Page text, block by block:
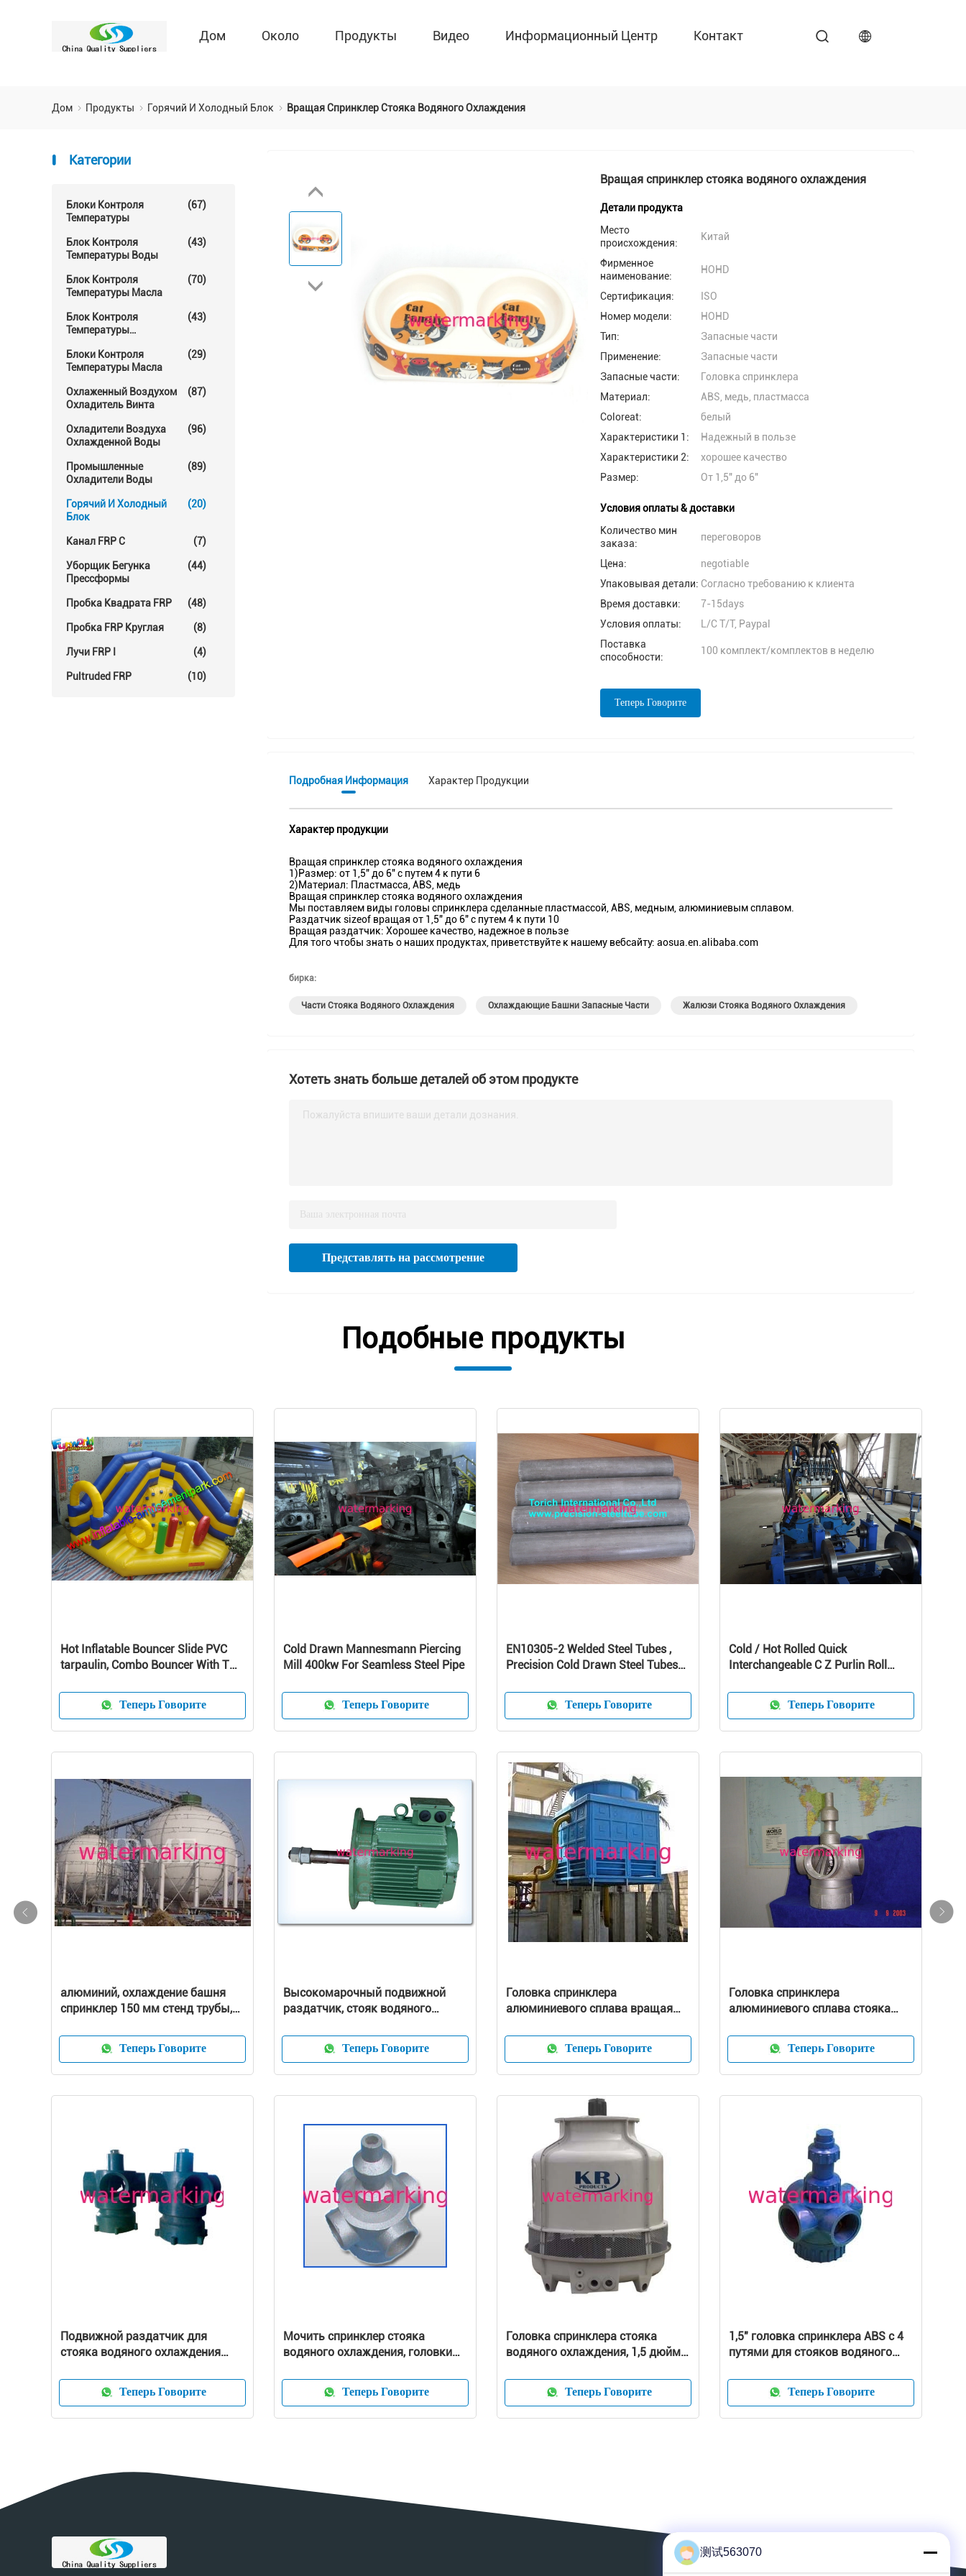
Дом Около Продукты Видео Информационный Центр Контакт
Дом Продукты Горячий И Холодный Блок Вращая Спринклер Стояка Водяного Охлаждения
Категории
Блоки Контроля
Температуры
(67)
Блок Контроля
Температуры Воды
(43)
Блок Контроля
Температуры Масла
(70)
Блок Контроля
Температуры
(43)
Блоки Контроля
Температуры Масла
(29)
Охлаженный Воздухом
Охладитель Винта
(87)
Охладители Воздуха
Охлажденной Воды
(96)
Промышленные
Охладители Воды
(89)
Горячий И Холодный
Блок
(20)
Канал FRP C (7)
Уборщик Бегунка
Прессформы
(44)
Пробка Квадрата FRP (48)
Пробка FRP Круглая (8)
Лучи FRP I (4)
Pultruded FRP (10)
Вращая спринклер стояка водяного охлаждения
Детали продукта
Место
происхождения:
Китай
Фирменное
наименование:
HOHD
Сертификация:
ISO
Номер модели:
HOHD
Тип:
Запасные части
Применение:
Запасные части
Запасные части:
Головка спринклера
Материал:
ABS, медь, пластмасса
Coloreat:
белый
Характеристики 1:
Надежный в пользе
Характеристики 2:
хорошее качество
Размер:
От 1,5" до 6"
Условия оплаты & доставки
Количество мин
заказа:
переговоров
Цена:
negotiable
Упаковывая детали: Согласно требованию к клиента
Время доставки:
7-15days
Условия оплаты:
L/C T/T, Paypal
Поставка
способности:
100 комплект/комплектов в неделю
Теперь Говорите
Подробная Информация Характер Продукции
Характер продукции
Вращая спринклер стояка водяного охлаждения
1)Размер: от 1,5" до 6" с путем 4 к пути 6
2)Материал: Пластмасса, ABS, медь
Вращая спринклер стояка водяного охлаждения
Мы поставляем виды головы спринклера сделанные пластмассой, ABS, медным, алюминиевым сплавом.
Раздатчик sizeof вращая от 1,5" до 6" с путем 4 к пути 10
Вращая раздатчик: Хорошее качество, надежное в пользе
Для того чтобы знать о наших продуктах, приветствуйте к нашему вебсайту: aosua.en.alibaba.com
бирка:
Части Стояка Водяного Охлаждения Охлаждающие Башни Запасные Части Жалюзи Стояка Водяного Охлаждения
Хотеть знать больше деталей об этом продукте
Пожалуйста впишите ваши детали дознания.
Представлять на рассмотрение
Подобные продукты
Hot Inflatable Bouncer Slide PVC
tarpaulin, Combo Bouncer With Two
Теперь Говорите
Cold Drawn Mannesmann Piercing
Mill 400kw For Seamless Steel Pipe
Теперь Говорите
EN10305-2 Welded Steel Tubes ,
Precision Cold Drawn Steel Tubes
Теперь Говорите
Cold / Hot Rolled Quick
Interchangeable C Z Purlin Roll
Теперь Говорите
алюминий, охлаждение башня
спринклер 150 мм стенд трубы,
Теперь Говорите
Высокомарочный подвижной
раздатчик, стояк водяного
Теперь Говорите
Головка спринклера
алюминиевого сплава вращая
охлаждения, 3" до 12"
Теперь Говорите
Головка спринклера
алюминиевого сплава стояка
Теперь Говорите
Подвижной раздатчик для
стояка водяного охлаждения
Теперь Говорите
Мочить спринклер стояка
водяного охлаждения, головки
Теперь Говорите
Головка спринклера стояка
водяного охлаждения, 1,5 дюйма
Теперь Говорите
1,5" головка спринклера ABS с 4
путями для стояков водяного
Теперь Говорите
测试563070